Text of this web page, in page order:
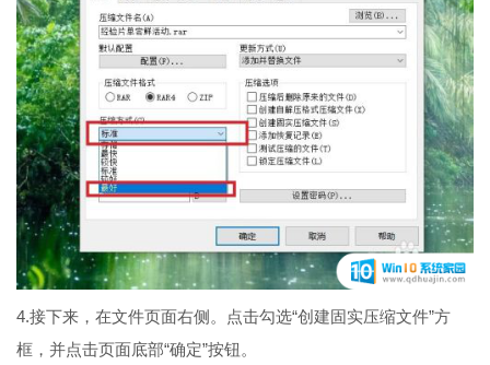
4.接下来，在文件页面右侧。点击勾选“创建固实压缩文件”方
框，并点击页面底部“确定”按钮。